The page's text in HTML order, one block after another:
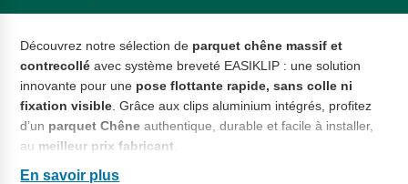
Découvrez notre sélection de parquet chêne massif et
contrecollé avec système breveté EASIKLIP : une solution
innovante pour une pose flottante rapide, sans colle ni
fixation visible . Grâce aux clips aluminium intégrés, profitez
d’un parquet Chêne authentique, durable et facile à installer,
au meilleur prix fabricant
En savoir plus